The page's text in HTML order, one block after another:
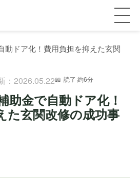
動ドア化！費用負担を抑えた玄関
：2026.05.22 読了 約6分
助金で自動ドア化！
た玄関改修の成功事